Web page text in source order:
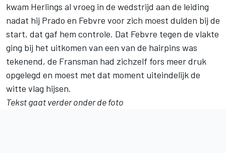
kwam Herlings al vroeg in de wedstrijd aan de leiding
nadat hij Prado en Febvre voor zich moest dulden bij de
start, dat gaf hem controle. Dat Febvre tegen de vlakte
ging bij het uitkomen van een van de hairpins was
tekenend, de Fransman had zichzelf fors meer druk
opgelegd en moest met dat moment uiteindelijk de
witte vlag hijsen.
Tekst gaat verder onder de foto